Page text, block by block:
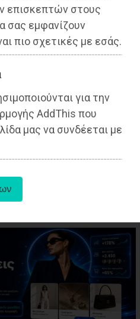
επισκεπτών στους
σας εμφανίζουν
πιο σχετικές με εσάς.
για την
AddThis που
μας να συνδέεται με
Dimotisnews
ΑΥΤΟΔΙΟΙΚΗΣΗ